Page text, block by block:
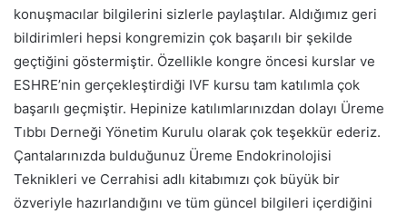
konuşmacılar bilgilerini sizlerle paylaştılar. Aldığımız geri
bildirimleri hepsi kongremizin çok başarılı bir şekilde
geçtiğini göstermiştir. Özellikle kongre öncesi kurslar ve
ESHRE’nin gerçekleştirdiği IVF kursu tam katılımla çok
başarılı geçmiştir. Hepinize katılımlarınızdan dolayı Üreme
Tıbbı Derneği Yönetim Kurulu olarak çok teşekkür ederiz.
Çantalarınızda bulduğunuz Üreme Endokrinolojisi
Teknikleri ve Cerrahisi adlı kitabımızı çok büyük bir
özveriyle hazırlandığını ve tüm güncel bilgileri içerdiğini